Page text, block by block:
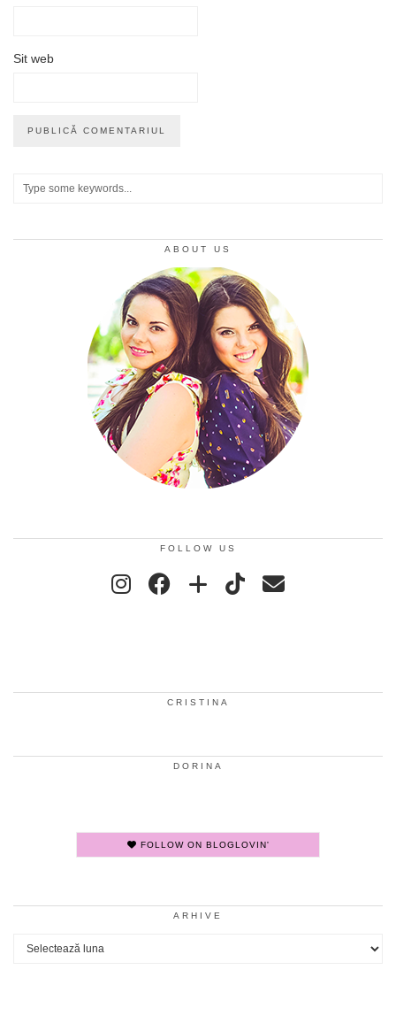
Sit web
ABOUT US
FOLLOW US
CRISTINA
DORINA
FOLLOW ON BLOGLOVIN'
ARHIVE
Arhive